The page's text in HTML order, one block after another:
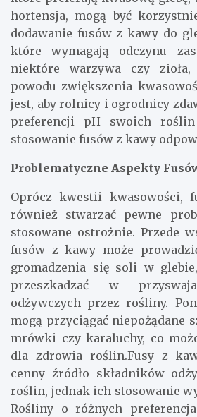
hortensja, mogą być
dodawanie fusów z kawy do
które wymagają odczynu
niektóre warzywa czy
powodu zwiększenia
jest, aby rolnicy i ogrodnicy
preferencji pH swoich
stosowanie fusów z kawy
Problematyczne Aspekty
Oprócz kwestii kwasowości,
również stwarzać pewne
stosowane ostrożnie. Przede
fusów z kawy może
gromadzenia się soli w
przeszkadzać w
odżywczych przez rośliny.
mogą przyciągać niepożądane
mrówki czy karaluchy, co
dla zdrowia roślin.Fusy z
cenny źródło składników
roślin, jednak ich stosowanie
Rośliny o różnych